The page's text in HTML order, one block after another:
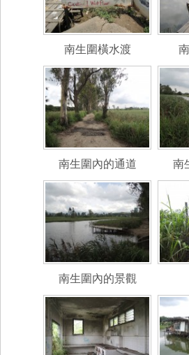
南生圍橫水渡
南生圍內的通道 南
南生圍內的景觀